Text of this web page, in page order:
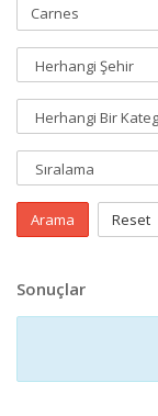
Arama Reset
Sonuçlar